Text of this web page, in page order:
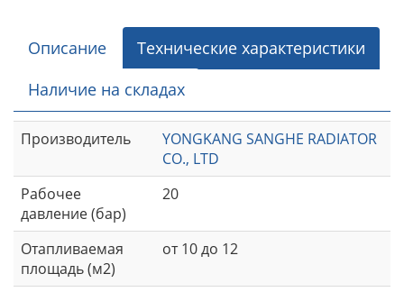
Описание
Технические характеристики
Наличие на складах
Производитель
YONGKANG SANGHE RADIATOR
CO., LTD
Рабочее
давление (бар)
20
Отапливаемая
площадь (м2)
от 10 до 12